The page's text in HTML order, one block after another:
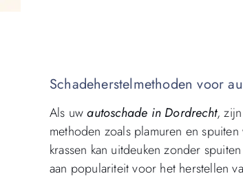
Schadeherstelmethoden voor
Als uwautoschade in Dordrecht,
methoden zoals plamuren en
krassen kan uitdeuken zonder
aan populariteit voor het herstellen